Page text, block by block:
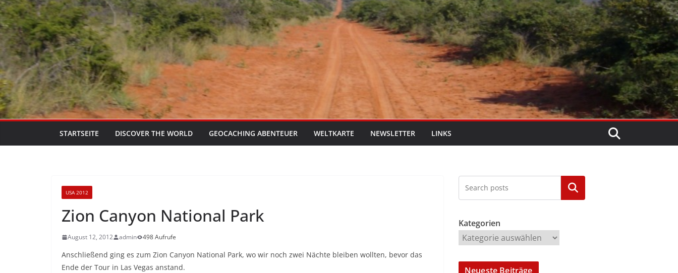
STARTSEITE DISCOVER THE WORLD GEOCACHING ABENTEUER WELTKARTE NEWSLETTER LINKS
USA 2012
Zion Canyon National Park
August 12, 2012 admin 498 Aufrufe
Anschließend ging es zum Zion Canyon National Park, wo wir noch zwei Nächte bleiben wollten, bevor das
Ende der Tour in Las Vegas anstand.
Kategorien
Kategorien
Neueste Beiträge